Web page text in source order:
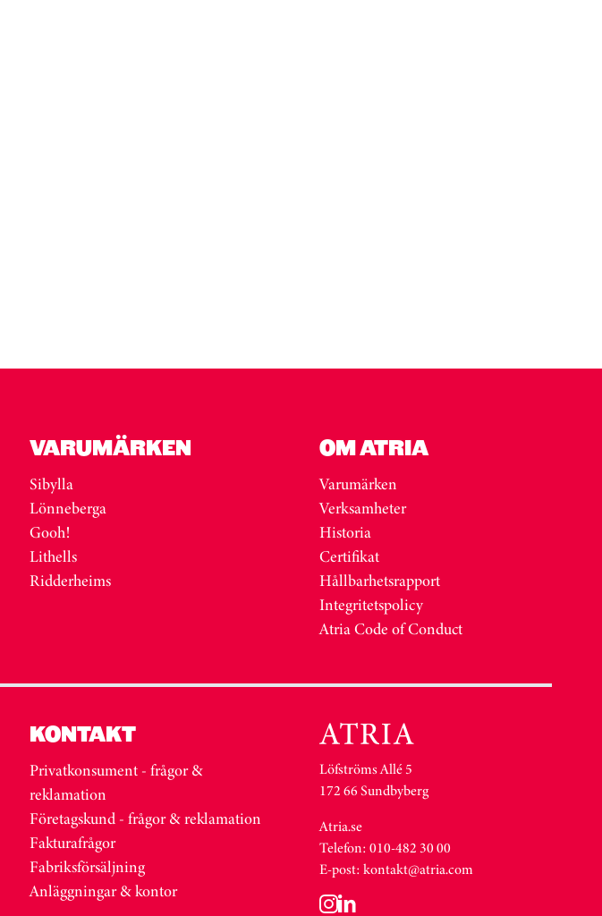
VARUMÄRKEN
Sibylla
Lönneberga
Gooh!
Lithells
Ridderheims
OM ATRIA
Varumärken
Verksamheter
Historia
Certifikat
Hållbarhetsrapport
Integritetspolicy
Atria Code of Conduct
KONTAKT
Privatkonsument - frågor &
reklamation
Företagskund - frågor & reklamation
Fakturafrågor
Fabriksförsäljning
Anläggningar & kontor
Löfströms Allé 5
172 66 Sundbyberg
Atria.se
Telefon: 010-482 30 00
E-post: kontakt@atria.com